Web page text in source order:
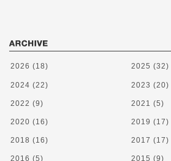
2026 (18) 2025 (32)
2024 (22) 2023 (20)
2022 (9) 2021 (5)
2020 (16) 2019 (17)
2018 (16) 2017 (17)
2016 (5) 2015 (9)